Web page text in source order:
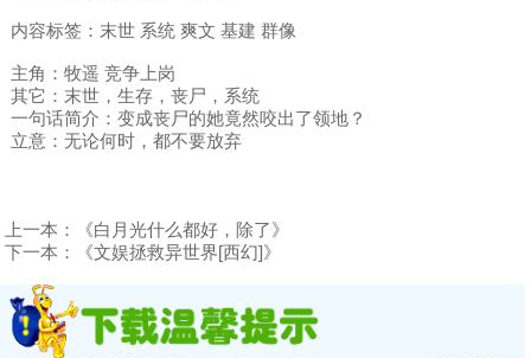
内容标签：末世 系统 爽文 基建 群像
主角：牧遥 竞争上岗
其它：末世，生存，丧尸，系统
一句话简介：变成丧尸的她竟然咬出了领地？
立意：无论何时，都不要放弃
上一本：
《白月光什么都好，除了》
下一本：
《文娱拯救异世界[西幻]》